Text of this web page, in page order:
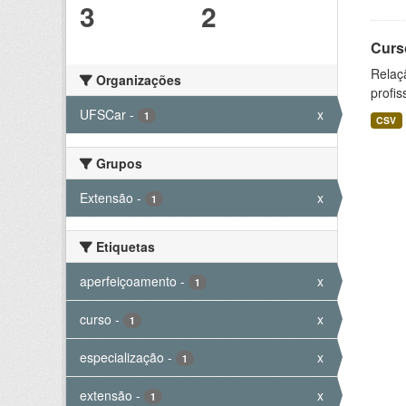
3 2
Organizações
UFSCar - 1 x
Grupos
Extensão - 1 x
Etiquetas
aperfeiçoamento - 1 x
curso - 1 x
especialização - 1 x
extensão - 1 x
CSV